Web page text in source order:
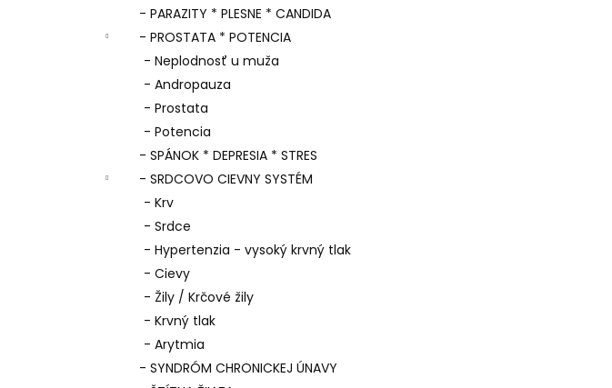
- PARAZITY * PLESNE * CANDIDA
- PROSTATA * POTENCIA
- Neplodnosť u muža
- Andropauza
- Prostata
- Potencia
- SPÁNOK * DEPRESIA * STRES
- SRDCOVO CIEVNY SYSTÉM
- Krv
- Srdce
- Hypertenzia - vysoký krvný tlak
- Cievy
- Žily / Krčové žily
- Krvný tlak
- Arytmia
- SYNDRÓM CHRONICKEJ ÚNAVY